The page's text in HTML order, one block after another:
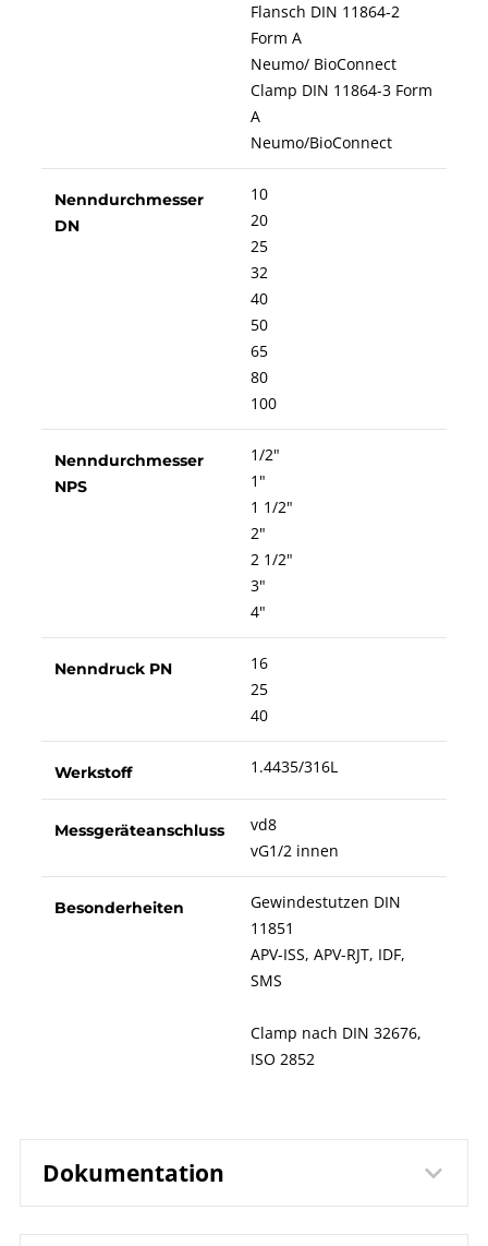
Flansch DIN 11864-2
Form A
Neumo/ BioConnect
Clamp DIN 11864-3 Form
A
Neumo/BioConnect
Nenndurchmesser
DN
10
20
25
32
40
50
65
80
100
Nenndurchmesser
NPS
1/2"
1"
1 1/2"
2"
2 1/2"
3"
4"
Nenndruck PN
16
25
40
Werkstoff 1.4435/316L
Messgeräteanschluss
vd8
vG1/2 innen
Besonderheiten
Gewindestutzen DIN
11851
APV-ISS, APV-RJT, IDF,
SMS
Clamp nach DIN 32676,
ISO 2852
Dokumentation